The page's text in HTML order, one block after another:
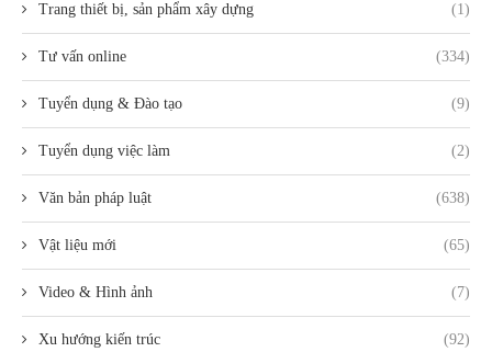
Trang thiết bị, sản phẩm xây dựng (1)
Tư vấn online (334)
Tuyển dụng & Đào tạo (9)
Tuyển dụng việc làm (2)
Văn bản pháp luật (638)
Vật liệu mới (65)
Video & Hình ảnh (7)
Xu hướng kiến trúc (92)